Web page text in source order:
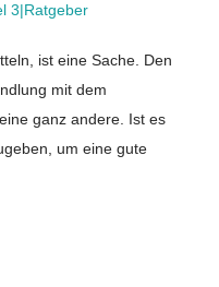
3|Ratgeber
ist eine Sache. Den
mit dem
ganz andere. Ist es
um eine gute